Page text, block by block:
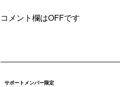
コメント欄はOFFです
サポートメンバー限定